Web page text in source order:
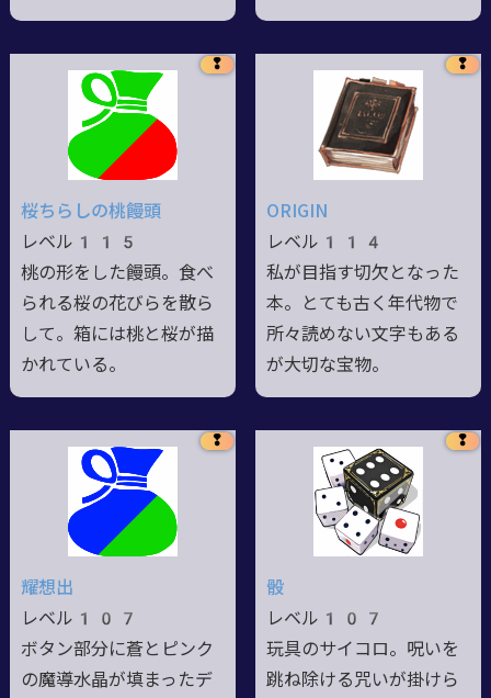
❢
桜ちらしの桃饅頭
レベル115
桃の形をした饅頭。食べ
られる桜の花びらを散ら
して。箱には桃と桜が描
かれている。
❢
ORIGIN
レベル114
私が目指す切欠となった
本。とても古く年代物で
所々読めない文字もある
が大切な宝物。
❢
耀想出
レベル107
ボタン部分に蒼とピンク
の魔導水晶が填まったデ
❢
骰
レベル107
玩具のサイコロ。呪いを
跳ね除ける咒いが掛けら